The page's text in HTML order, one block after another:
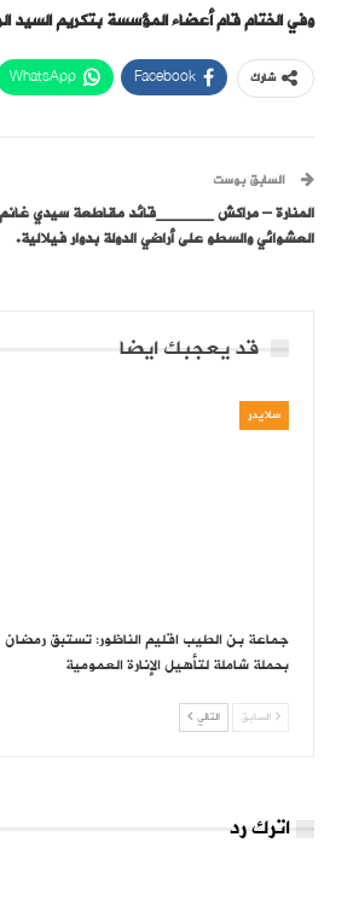
وفي الختام قام أعضاء المؤسسة بتكريم السيد
شارك Facebook
WhatsApp
السابق بوست
المنارة – مراكش ______قائد مقاطعة سيدي غانم
العشوائي والسطو على أراضي الدولة بدوار فيلالية.
قد يعجبك ايضا
سلايدر
جماعة بن الطيب اقليم الناظور: تستبق رمضان
بحملة شاملة لتأهيل الإنارة العمومية
السابق التالي
اترك رد